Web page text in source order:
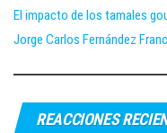
El impacto de los tamales
Jorge Carlos Fernández
REACCIONES